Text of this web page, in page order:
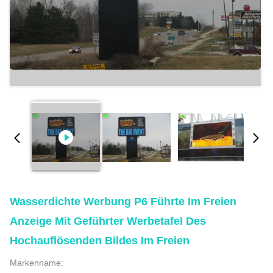
Wasserdichte Werbung P6 Führte Im Freien
Anzeige Mit Geführter Werbetafel Des
Hochauflösenden Bildes Im Freien
Markenname: